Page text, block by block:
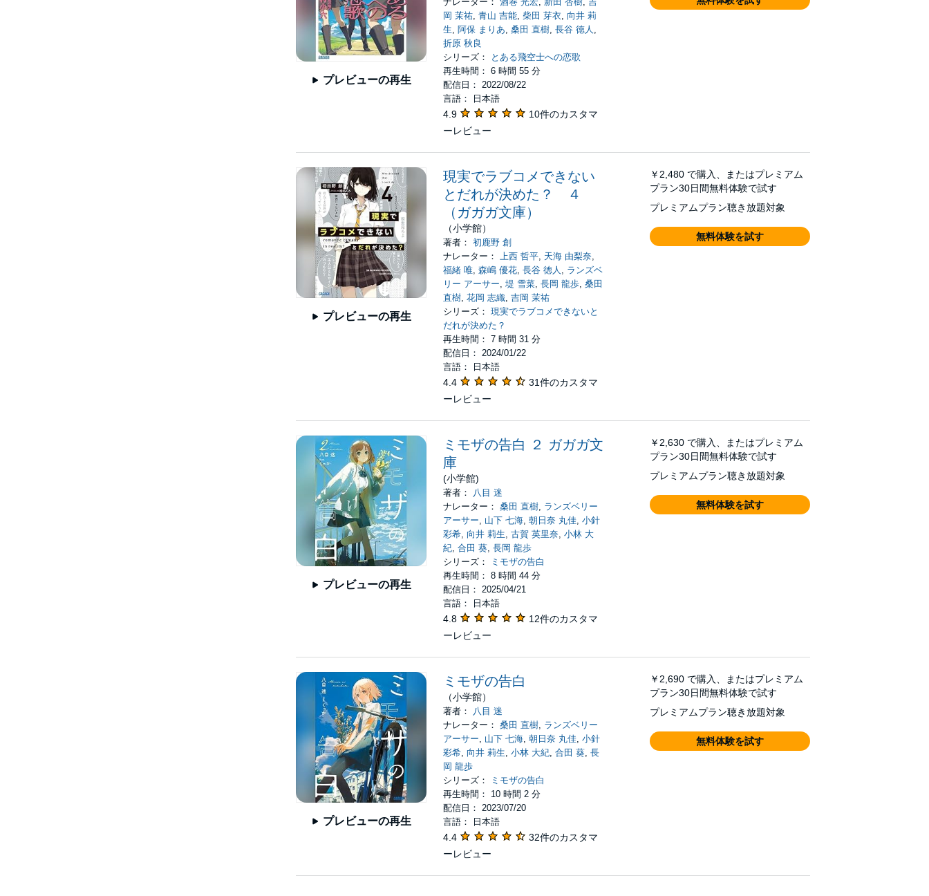
プレビューの再生
岡 茉祐 ,青山 吉能 ,柴田 芽衣 向井 莉
生 ,阿保 まりあ ,桑田 直樹 ,長谷 徳人
折原 秋良
シリーズ：
とある飛空士への恋歌
再生時間： 6 時間 55 分
配信日： 2022/08/22
言語： 日本語
4.9
10件のカスタマ
ーレビュー
プレビューの再生
現実でラブコメできない
とだれが決めた？ ４
（ガガガ文庫）
（小学館）
著者：初鹿野 創
ナレーター：
上西 哲平 天海 由梨奈
福緒 唯 ,森嶋 優花 ,長谷 徳人
ランズベ
リー アーサー ,堤 雪菜 ,長岡 龍歩 ,桑田
直樹 ,花岡 志織 ,吉岡 茉祐
シリーズ：現実でラブコメできないと
だれが決めた？
再生時間： 7 時間 31 分
配信日： 2024/01/22
言語： 日本語
4.4
31件のカスタマ
ーレビュー
￥2,480 で購入、またはプレミアム
プラン30日間無料体験で試す
プレミアムプラン聴き放題対象
無料体験を試す
プレビューの再生
ミモザの告白 ２ ガガガ文
庫
(小学館)
著者：
八目 迷
ナレーター：桑田 直樹 ランズベリー
アーサー
山下 七海 ,朝日奈 丸佳 ,小針
彩希 向井 莉生 ,古賀 英里奈 ,小林 大
紀 ,合田 葵 ,長岡 龍歩
シリーズ：
ミモザの告白
再生時間： 8 時間 44 分
配信日： 2025/04/21
言語： 日本語
4.8
12件のカスタマ
ーレビュー
￥2,630 で購入、またはプレミアム
プラン30日間無料体験で試す
プレミアムプラン聴き放題対象
無料体験を試す
プレビューの再生
ミモザの告白
（小学館）
著者：
八目 迷
ナレーター：桑田 直樹 ランズベリー
アーサー
山下 七海 ,朝日奈 丸佳 ,小針
彩希 向井 莉生 ,小林 大紀 ,合田 葵 ,長
岡 龍歩
シリーズ：
ミモザの告白
再生時間： 10 時間 2 分
配信日： 2023/07/20
言語： 日本語
4.4
32件のカスタマ
ーレビュー
￥2,690 で購入、またはプレミアム
プラン30日間無料体験で試す
プレミアムプラン聴き放題対象
無料体験を試す